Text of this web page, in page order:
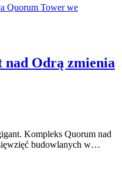
nad Odrą zmienia
Kompleks Quorum nad
budowlanych w…